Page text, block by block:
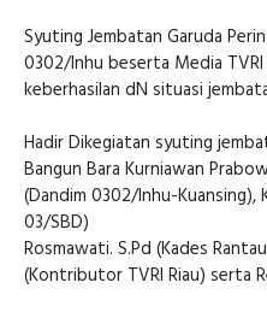
Syuting Jembatan Garuda
0302/Inhu beserta Media
keberhasilan dN situasi
Hadir Dikegiatan syuting
Bangun Bara Kurniawan
(Dandim 0302/Inhu-Kuansing),
03/SBD)
Rosmawati. S.Pd (Kades
(Kontributor TVRI Riau) serta